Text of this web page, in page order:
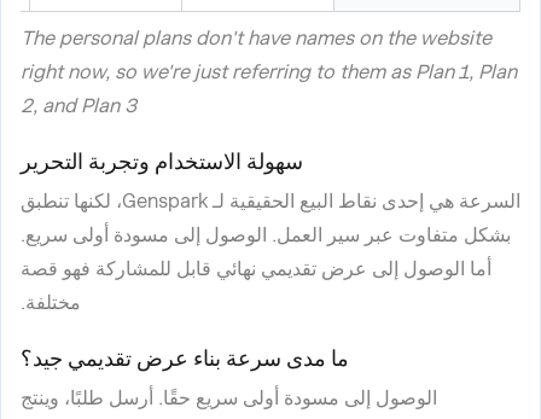
The personal plans don't have names on the website
right now, so we're just referring to them as Plan 1, Plan
2, and Plan 3
سهولة الاستخدام وتجربة التحرير
السرعة هي إحدى نقاط البيع الحقيقية لـ Genspark، لكنها تنطبق
بشكل متفاوت عبر سير العمل. الوصول إلى مسودة أولى سريع.
أما الوصول إلى عرض تقديمي نهائي قابل للمشاركة فهو قصة
مختلفة.
ما مدى سرعة بناء عرض تقديمي جيد؟
الوصول إلى مسودة أولى سريع حقًا. أرسل طلبًا، وينتج